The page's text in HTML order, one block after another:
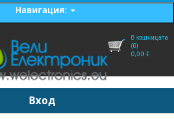
Навигация:
В кошницата
(0)
0,00 €
Вход